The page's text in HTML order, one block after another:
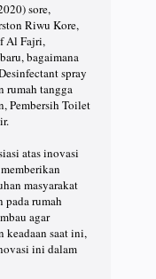
sore,
Riwu Kore,
Al Fajri,
bagaimana
spray
rumah tangga
Pembersih Toilet
atas inovasi
masyarakat
pada rumah
agar
keadaan saat ini,
ini dalam